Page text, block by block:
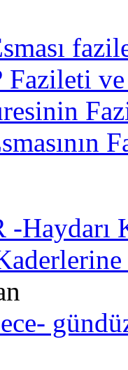
Fazileti
-Haydarı